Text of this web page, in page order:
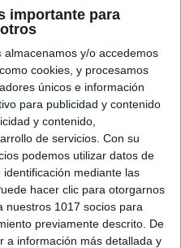
importante para
almacenamos y/o accedemos
cookies, y procesamos
únicos e información
para publicidad y contenido
y contenido,
de servicios. Con su
podemos utilizar datos de
mediante las
hacer clic para otorgarnos
nuestros 1017 socios para
previamente descrito. De
a información más detallada y